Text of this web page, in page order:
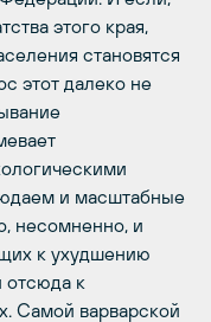
этого края,
становятся
этот далеко не
и масштабные
несомненно, и
к ухудшению
отсюда к
Самой варварской